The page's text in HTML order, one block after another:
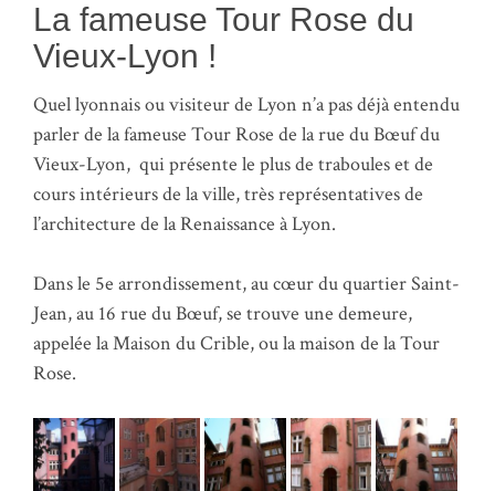
La fameuse Tour Rose du
Vieux-Lyon !
Quel lyonnais ou visiteur de Lyon n’a pas déjà entendu
parler de la fameuse Tour Rose de la rue du Bœuf du
Vieux-Lyon, qui présente le plus de traboules et de
cours intérieurs de la ville, très représentatives de
l’architecture de la Renaissance à Lyon.
Dans le 5e arrondissement, au cœur du quartier Saint-
Jean, au 16 rue du Bœuf, se trouve une demeure,
appelée la Maison du Crible, ou la maison de la Tour
Rose.